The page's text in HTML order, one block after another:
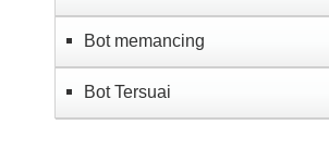
Bot memancing
Bot Tersuai